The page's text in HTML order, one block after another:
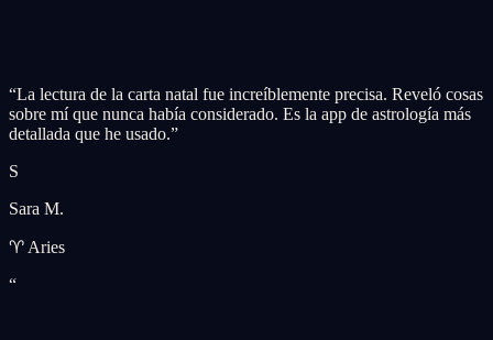
“La lectura de la carta natal fue increíblemente precisa. Reveló cosas
sobre mí que nunca había considerado. Es la app de astrología más
detallada que he usado.”
S
Sara M.
♈ Aries
“